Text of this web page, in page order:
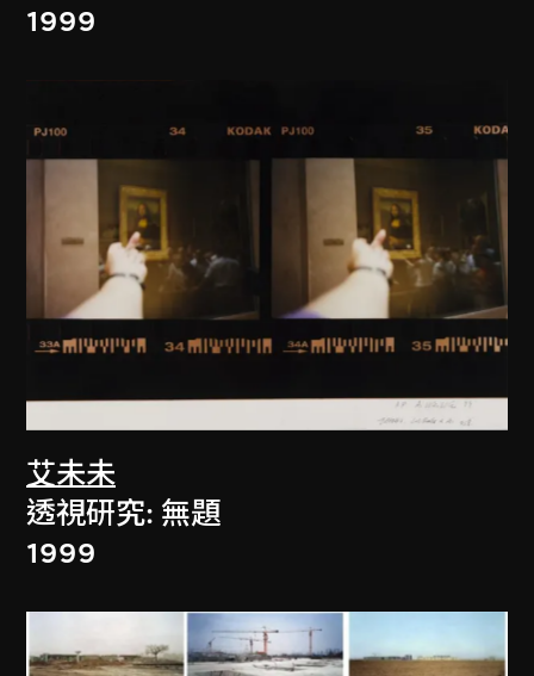
1999
艾未未
透視研究: 無題
1999